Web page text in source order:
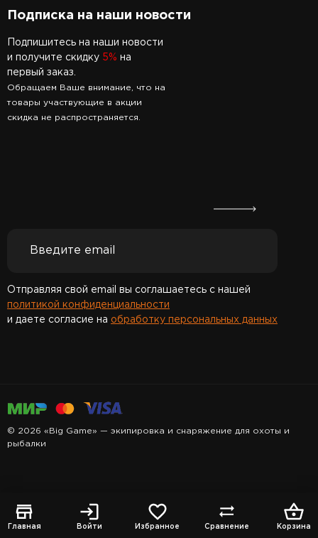
Главная Войти Избранное Сравнение Корзина
Подписка на наши новости
Подпишитесь на наши новости
и получите скидку 5% на
первый заказ.
Обращаем Ваше внимание, что на
товары участвующие в акции
скидка не распространяется.
Отправляя свой email вы соглашаетесь с нашей
политикой конфиденциальности
и даете согласие на обработку персональных данных
© 2026 «Big Game» — экипировка и снаряжение для охоты и
рыбалки